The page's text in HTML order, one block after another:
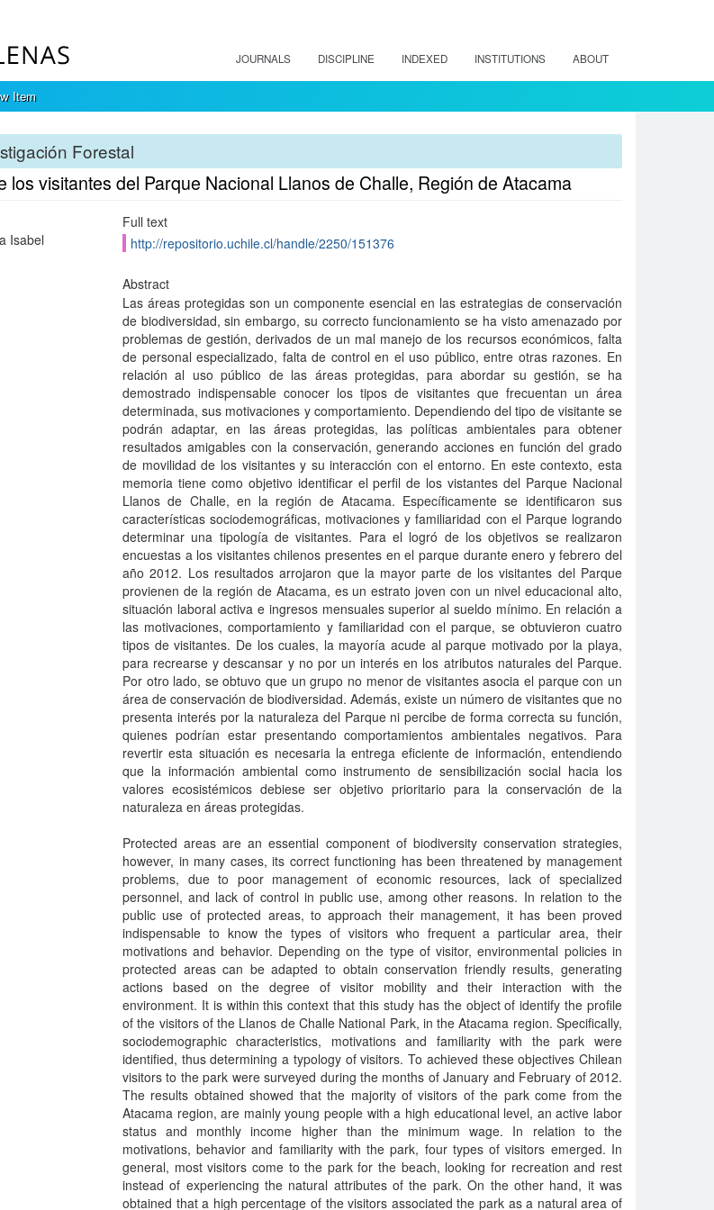
JOURNALS DISCIPLINE INDEXED INSTITUTIONS ABOUT
Item
Forestal
los visitantes del Parque Nacional Llanos de Challe, Región de Atacama
Isabel
Full text
http://repositorio.uchile.cl/handle/2250/151376
Abstract
Las áreas protegidas son un componente esencial en las estrategias de conservación
de biodiversidad, sin embargo, su correcto funcionamiento se ha visto amenazado por
problemas de gestión, derivados de un mal manejo de los recursos económicos, falta
de personal especializado, falta de control en el uso público, entre otras razones. En
relación al uso público de las áreas protegidas, para abordar su gestión, se ha
demostrado indispensable conocer los tipos de visitantes que frecuentan un área
determinada, sus motivaciones y comportamiento. Dependiendo del tipo de visitante se
podrán adaptar, en las áreas protegidas, las políticas ambientales para obtener
resultados amigables con la conservación, generando acciones en función del grado
de movilidad de los visitantes y su interacción con el entorno. En este contexto, esta
memoria tiene como objetivo identificar el perfil de los vistantes del Parque Nacional
Llanos de Challe, en la región de Atacama. Específicamente se identificaron sus
características sociodemográficas, motivaciones y familiaridad con el Parque logrando
determinar una tipología de visitantes. Para el logró de los objetivos se realizaron
encuestas a los visitantes chilenos presentes en el parque durante enero y febrero del
año 2012. Los resultados arrojaron que la mayor parte de los visitantes del Parque
provienen de la región de Atacama, es un estrato joven con un nivel educacional alto,
situación laboral activa e ingresos mensuales superior al sueldo mínimo. En relación a
las motivaciones, comportamiento y familiaridad con el parque, se obtuvieron cuatro
tipos de visitantes. De los cuales, la mayoría acude al parque motivado por la playa,
para recrearse y descansar y no por un interés en los atributos naturales del Parque.
Por otro lado, se obtuvo que un grupo no menor de visitantes asocia el parque con un
área de conservación de biodiversidad. Además, existe un número de visitantes que no
presenta interés por la naturaleza del Parque ni percibe de forma correcta su función,
quienes podrían estar presentando comportamientos ambientales negativos. Para
revertir esta situación es necesaria la entrega eficiente de información, entendiendo
que la información ambiental como instrumento de sensibilización social hacia los
valores ecosistémicos debiese ser objetivo prioritario para la conservación de la
naturaleza en áreas protegidas.
Protected areas are an essential component of biodiversity conservation strategies,
however, in many cases, its correct functioning has been threatened by management
problems, due to poor management of economic resources, lack of specialized
personnel, and lack of control in public use, among other reasons. In relation to the
public use of protected areas, to approach their management, it has been proved
indispensable to know the types of visitors who frequent a particular area, their
motivations and behavior. Depending on the type of visitor, environmental policies in
protected areas can be adapted to obtain conservation friendly results, generating
actions based on the degree of visitor mobility and their interaction with the
environment. It is within this context that this study has the object of identify the profile
of the visitors of the Llanos de Challe National Park, in the Atacama region. Specifically,
sociodemographic characteristics, motivations and familiarity with the park were
identified, thus determining a typology of visitors. To achieved these objectives Chilean
visitors to the park were surveyed during the months of January and February of 2012.
The results obtained showed that the majority of visitors of the park come from the
Atacama region, are mainly young people with a high educational level, an active labor
status and monthly income higher than the minimum wage. In relation to the
motivations, behavior and familiarity with the park, four types of visitors emerged. In
general, most visitors come to the park for the beach, looking for recreation and rest
instead of experiencing the natural attributes of the park. On the other hand, it was
obtained that a high percentage of the visitors associated the park as a natural area of